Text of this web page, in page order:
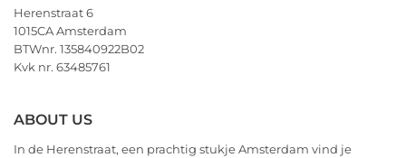
en
het
allerbeste
voor
Herenstraat 6
1015CA Amsterdam
BTWnr. 135840922B02
Kvk nr. 63485761
ABOUT US
In de Herenstraat, een prachtig stukje Amsterdam vind je